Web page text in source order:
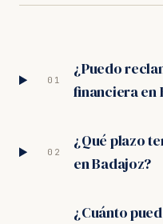
01
¿Puedo
financiera en
02
¿Qué plazo
en Badajoz?
¿Cuánto